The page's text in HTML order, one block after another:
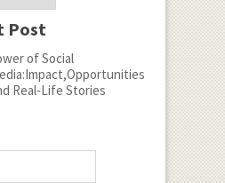
Post
of Social
Real-Life Stories